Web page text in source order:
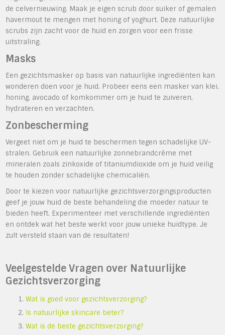
de celvernieuwing. Maak je eigen scrub door suiker of gemalen
havermout te mengen met honing of yoghurt. Deze natuurlijke
scrubs zijn zacht voor de huid en zorgen voor een frisse
uitstraling.
Masks
Een gezichtsmasker op basis van natuurlijke ingrediënten kan
wonderen doen voor je huid. Probeer eens een masker van klei,
honing, avocado of komkommer om je huid te zuiveren,
hydrateren en verzachten.
Zonbescherming
Vergeet niet om je huid te beschermen tegen schadelijke UV-
stralen. Gebruik een natuurlijke zonnebrandcrème met
mineralen zoals zinkoxide of titaniumdioxide om je huid veilig
te houden zonder schadelijke chemicaliën.
Door te kiezen voor natuurlijke gezichtsverzorgingsproducten
geef je jouw huid de beste behandeling die moeder natuur te
bieden heeft. Experimenteer met verschillende ingrediënten
en ontdek wat het beste werkt voor jouw unieke huidtype. Je
zult versteld staan van de resultaten!
Veelgestelde Vragen over Natuurlijke
Gezichtsverzorging
Wat is goed voor gezichtsverzorging?
Is natuurlijke skincare beter?
Wat is de beste gezichtsverzorging?